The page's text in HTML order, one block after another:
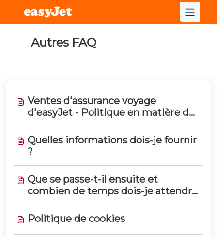
Autres FAQ
Ventes d'assurance voyage
d'easyJet - Politique en matière de
cookies
Quelles informations dois-je fournir
?
Que se passe-t-il ensuite et
combien de temps dois-je attendre
pour une réponse ?
Politique de cookies